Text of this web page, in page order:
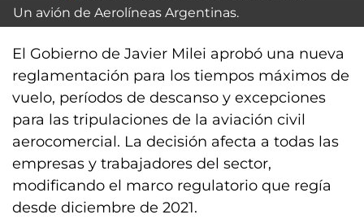
Un avión de Aerolíneas Argentinas.
El Gobierno de Javier Milei aprobó una nueva
reglamentación para los tiempos máximos de
vuelo, períodos de descanso y excepciones
para las tripulaciones de la aviación civil
aerocomercial. La decisión afecta a todas las
empresas y trabajadores del sector,
modificando el marco regulatorio que regía
desde diciembre de 2021.